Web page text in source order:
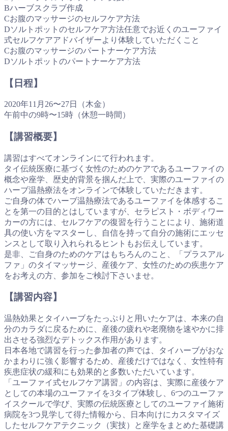
Bハーブスクラブ作成
Cお腹のマッサージのセルフケア方法
Dソルトポットのセルフケア方法任意でお近くのユーファイ
式セルフケアアドバイザーより体験していただくこと
Cお腹のマッサージのパートナーケア方法
Dソルトポットのパートナーケア方法
【日程】
2020年11月26〜27日（木金）
午前中の9時〜15時（休憩一時間）
【講習概要】
講習はすべてオンラインにて行われます。
タイ伝統医療に基づく女性のためのケアであるユーファイの
概念や座学、歴史的背景を掴んだ上で、実際のユーファイの
ハーブ温熱療法をオンラインで体験していただきます。
ご自身の体でハーブ温熱療法であるユーファイを体感するこ
とを第一の目的とはしていますが、セラピスト・ボディワー
カーの方には、セルフケアの復習を行うことにより、施術道
具の使い方をマスターし、自信を持って自分の施術にエッセ
ンスとして取り入れられるヒントもお伝えしています。
是非、ご自身のためのケアはもちろんのこと、「プラスアル
ファ」のタイマッサージ、産後ケア、女性のための疾患ケア
をお考えの方、参加をご検討下さいませ。
【講習内容】
温熱効果とタイハーブをたっぷりと用いたケアは、本来の自
分のカラダに戻るために、産後の疲れや老廃物を速やかに排
出させる強烈なデトックス作用があります。
日本各地で講習を行った参加者の声では、タイハーブがおな
かまわりに強く影響するため、産後だけではなく、女性特有
疾患症状の緩和にも効果的と多数いただいています。
「ユーファイ式セルフケア講習」の内容は、実際に産後ケア
としての本場のユーファイを3タイプ体験し、6つのユーファ
イスクールで学び、実際の伝統医療としてのユーファイ施術
病院を3つ見学して得た情報から、日本向けにカスタマイズ
したセルフケアテクニック（実技）と座学をまとめた基礎講